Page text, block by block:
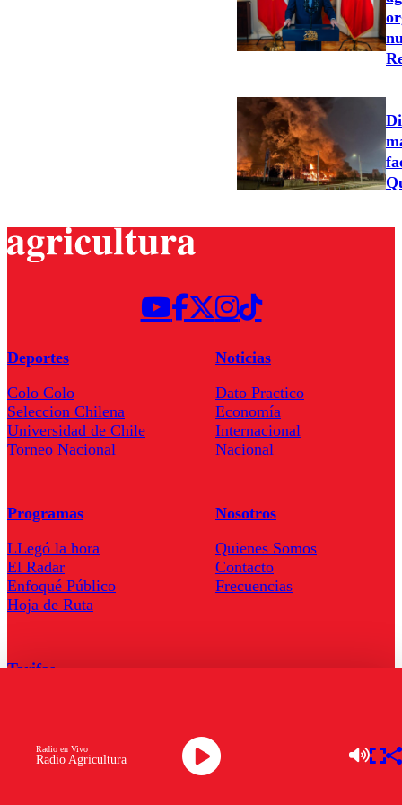
Radio Agricultura
Radio en Vivo
Deportes
Colo Colo
Seleccion Chilena
Universidad de Chile
Torneo Nacional
Noticias
Dato Practico
Economía
Internacional
Nacional
Programas
LLegó la hora
El Radar
Enfoqué Público
Hoja de Ruta
Nosotros
Quienes Somos
Contacto
Frecuencias
Tarifas